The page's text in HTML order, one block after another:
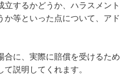
するかどうか、ハラスメント
か等といった点について、アド
合に、実際に賠償を受けるため
説明してくれます。